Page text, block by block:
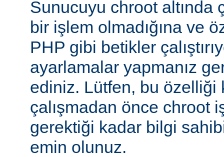
Sunucuyu chroot altında
bir işlem olmadığına ve
PHP gibi betikler
ayarlamalar yapmanız
ediniz. Lütfen, bu özelliği
çalışmadan önce chroot
gerektiği kadar bilgi
emin olunuz.